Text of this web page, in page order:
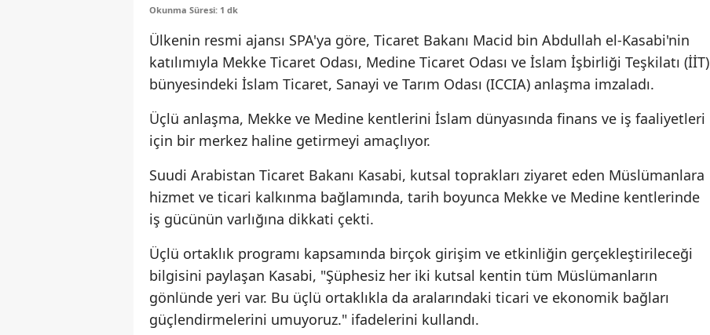
Erzurum
Eskişehir
Gaziantep
Gümüşhane
Hatay
Isparta
Okunma Süresi: 1 dk
Ülkenin resmi ajansı SPA'ya göre, Ticaret Bakanı Macid bin Abdullah el-Kasabi'nin
katılımıyla Mekke Ticaret Odası, Medine Ticaret Odası ve İslam İşbirliği Teşkilatı (İİT)
bünyesindeki İslam Ticaret, Sanayi ve Tarım Odası (ICCIA) anlaşma imzaladı.
Üçlü anlaşma, Mekke ve Medine kentlerini İslam dünyasında finans ve iş faaliyetleri
için bir merkez haline getirmeyi amaçlıyor.
Suudi Arabistan Ticaret Bakanı Kasabi, kutsal toprakları ziyaret eden Müslümanlara
hizmet ve ticari kalkınma bağlamında, tarih boyunca Mekke ve Medine kentlerinde
iş gücünün varlığına dikkati çekti.
Üçlü ortaklık programı kapsamında birçok girişim ve etkinliğin gerçekleştirileceği
bilgisini paylaşan Kasabi, "Şüphesiz her iki kutsal kentin tüm Müslümanların
gönlünde yeri var. Bu üçlü ortaklıkla da aralarındaki ticari ve ekonomik bağları
güçlendirmelerini umuyoruz." ifadelerini kullandı.